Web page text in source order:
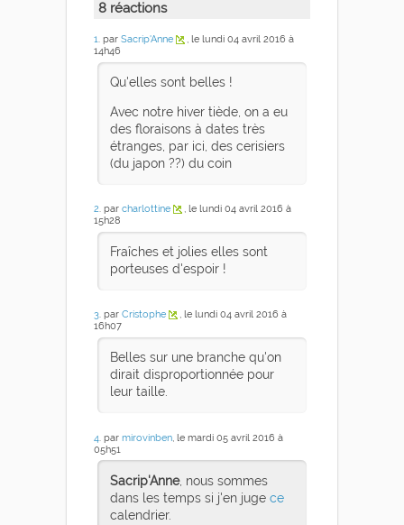
8 réactions
1. par Sacrip'Anne
, le lundi 04 avril 2016 à
14h46
Qu'elles sont belles !
Avec notre hiver tiède, on a eu
des floraisons à dates très
étranges, par ici, des cerisiers
(du japon ??) du coin
2. par charlottine
, le lundi 04 avril 2016 à
15h28
Fraîches et jolies elles sont
porteuses d'espoir !
3. par Cristophe
, le lundi 04 avril 2016 à
16h07
Belles sur une branche qu'on
dirait disproportionnée pour
leur taille.
4 . par mirovinben , le mardi 05 avril 2016 à
05h51
Sacrip'Anne, nous sommes
dans les temps si j'en juge ce
calendrier.